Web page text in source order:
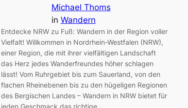
Michael Thoms
in Wandern
Entdecke NRW zu Fuß: Wandern in der Region voller
Vielfalt! Willkommen in Nordrhein-Westfalen (NRW),
einer Region, die mit ihrer vielfältigen Landschaft
das Herz jedes Wanderfreundes höher schlagen
lässt! Vom Ruhrgebiet bis zum Sauerland, von den
flachen Rheinebenen bis zu den hügeligen Regionen
des Bergischen Landes – Wandern in NRW bietet für
jeden Geschmack das richtige…